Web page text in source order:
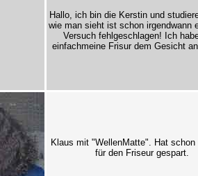
Hallo, ich bin die Kerstin und
wie man sieht ist schon irgendwann
Versuch fehlgeschlagen! Ich
einfachmeine Frisur dem Gesicht
Klaus mit "WellenMatte". Hat schon
für den Friseur gespart.